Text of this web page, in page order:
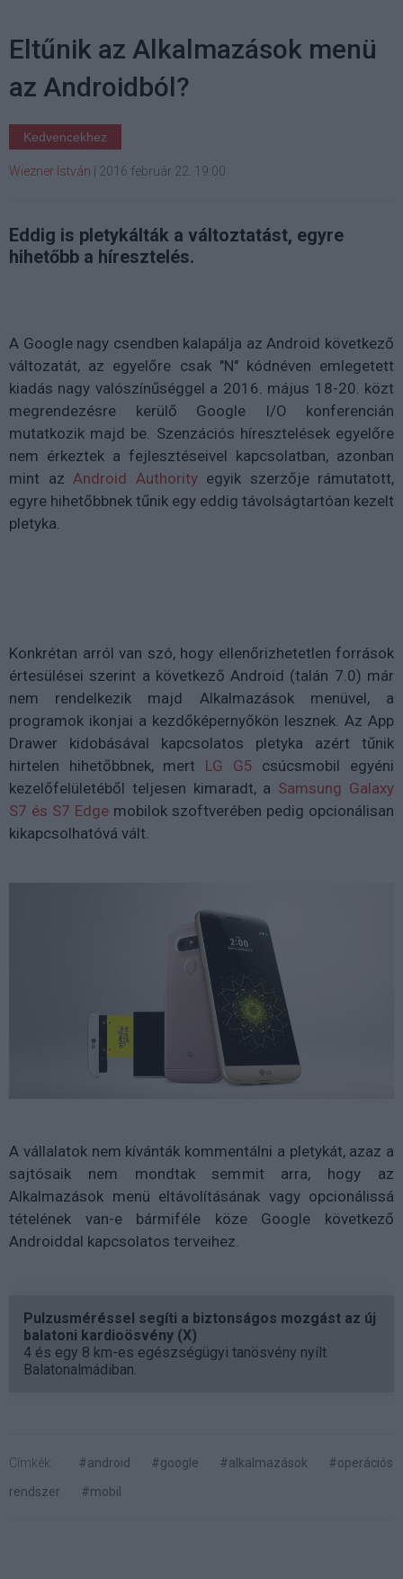
Eltűnik az Alkalmazások menü
az Androidból?
Kedvencekhez
Wiezner István 2016 február 22. 19:00
Eddig is pletykálták a változtatást, egyre
hihetőbb a híresztelés.
A Google nagy csendben kalapálja az Android következő
változatát, az egyelőre csak "N" kódnéven emlegetett
kiadás nagy valószínűséggel a 2016. május 18-20. közt
megrendezésre kerülő Google I/O konferencián
mutatkozik majd be. Szenzációs híresztelések egyelőre
nem érkeztek a fejlesztéseivel kapcsolatban, azonban
mint az Android Authorityegyik szerzője rámutatott,
egyre hihetőbbnek tűnik egy eddig távolságtartóan kezelt
pletyka.
Konkrétan arról van szó, hogy ellenőrizhetetlen források
értesülései szerint a következő Android (talán 7.0) már
nem rendelkezik majd Alkalmazások menüvel, a
programok ikonjai a kezdőképernyőkön lesznek. Az App
Drawer kidobásával kapcsolatos pletyka azért tűnik
hirtelen hihetőbbnek, mert LG G5 csúcsmobil egyéni
kezelőfelületéből teljesen kimaradt, a Samsung Galaxy
S7 és S7 Edge mobilok szoftverében pedig opcionálisan
kikapcsolhatóvá vált.
A vállalatok nem kívánták kommentálni a pletykát, azaz a
sajtósaik nem mondtak semmit arra, hogy az
Alkalmazások menü eltávolításának vagy opcionálissá
tételének van-e bármiféle köze Google következő
Androiddal kapcsolatos terveihez.
Pulzusméréssel segíti a biztonságos mozgást az új
balatoni kardioösvény (X)
4 és egy 8 km-es egészségügyi tanösvény nyílt
Balatonalmádiban.
Címkék: #android #google #alkalmazások
#operációs
rendszer
#mobil